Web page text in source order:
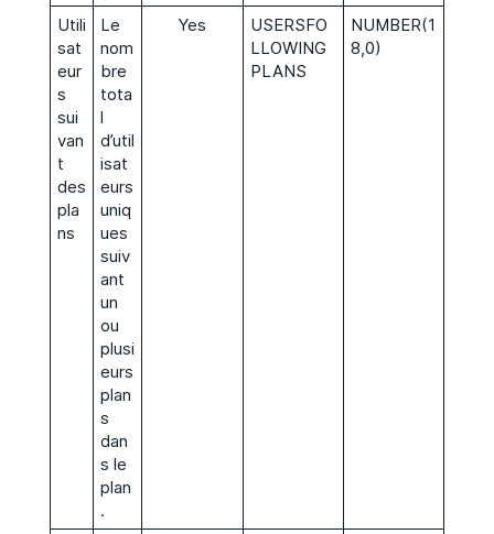
Utili
sat
eur
s
sui
van
t
des
pla
ns
Le
nom
bre
tota
l
d’util
isat
eurs
uniq
ues
suiv
ant
un
ou
plusi
eurs
plan
s
dan
s le
plan
.
Yes
USERSFO
LLOWING
PLANS
NUMBER(1
8,0)